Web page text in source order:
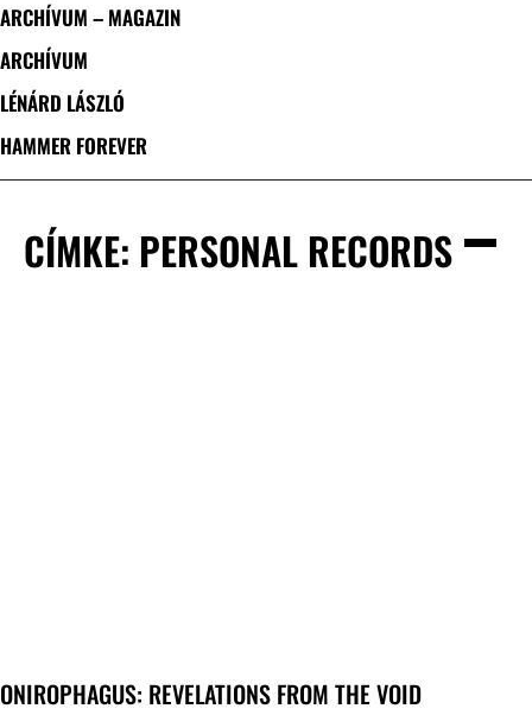
ARCHÍVUM – MAGAZIN
ARCHÍVUM
LÉNÁRD LÁSZLÓ
HAMMER FOREVER
CÍMKE: PERSONAL RECORDS
ONIROPHAGUS: REVELATIONS FROM THE VOID